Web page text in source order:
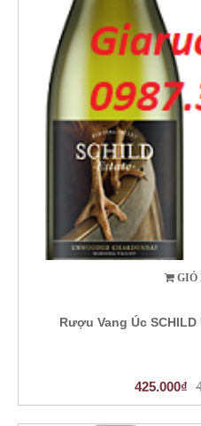
GIỎ
Rượu Vang Úc SCHILD
425.000₫